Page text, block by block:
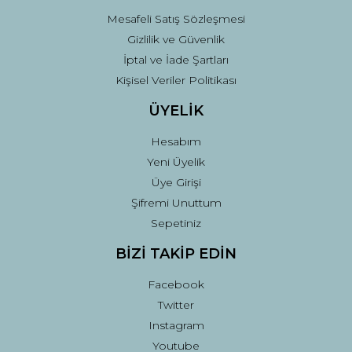
Mesafeli Satış Sözleşmesi
Gizlilik ve Güvenlik
İptal ve İade Şartları
Kişisel Veriler Politikası
ÜYELİK
Hesabım
Yeni Üyelik
Üye Girişi
Şifremi Unuttum
Sepetiniz
BİZİ TAKİP EDİN
Facebook
Twitter
Instagram
Youtube